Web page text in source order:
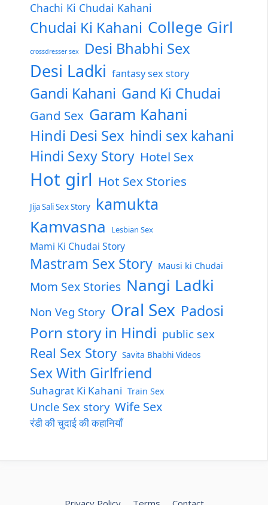
Chachi Ki Chudai Kahani
Chudai Ki Kahani College Girl
crossdresser sex Desi Bhabhi Sex
Desi Ladki fantasy sex story
Gandi Kahani Gand Ki Chudai
Gand Sex Garam Kahani
Hindi Desi Sex hindi sex kahani
Hindi Sexy Story Hotel Sex
Hot girl Hot Sex Stories
Jija Sali Sex Story kamukta
Kamvasna Lesbian Sex
Mami Ki Chudai Story
Mastram Sex Story Mausi ki Chudai
Mom Sex Stories Nangi Ladki
Non Veg Story Oral Sex Padosi
Porn story in Hindi public sex
Real Sex Story Savita Bhabhi Videos
Sex With Girlfriend
Suhagrat Ki Kahani Train Sex
Uncle Sex story Wife Sex
रंडी की चुदाई की कहानियाँ